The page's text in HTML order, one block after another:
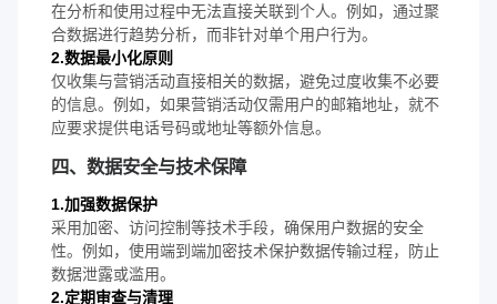
在分析和使用过程中无法直接关联到个人。例如，通过聚
合数据进行趋势分析，而非针对单个用户行为。
2.数据最小化原则
仅收集与营销活动直接相关的数据，避免过度收集不必要
的信息。例如，如果营销活动仅需用户的邮箱地址，就不
应要求提供电话号码或地址等额外信息。
四、数据安全与技术保障
1.加强数据保护
采用加密、访问控制等技术手段，确保用户数据的安全
性。例如，使用端到端加密技术保护数据传输过程，防止
数据泄露或滥用。
2.定期审查与清理